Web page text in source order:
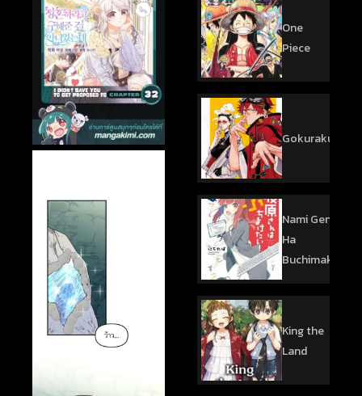
One
Piece
Gokurakugai
Nami Gensan
Ha
Buchimaketai!
King the
Land